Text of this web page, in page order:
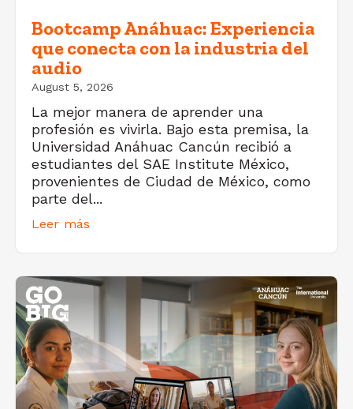
Bootcamp Anáhuac: Experiencia
que conecta con la industria del
audio
August 5, 2026
La mejor manera de aprender una
profesión es vivirla. Bajo esta premisa, la
Universidad Anáhuac Cancún recibió a
estudiantes del SAE Institute México,
provenientes de Ciudad de México, como
parte del...
Leer más